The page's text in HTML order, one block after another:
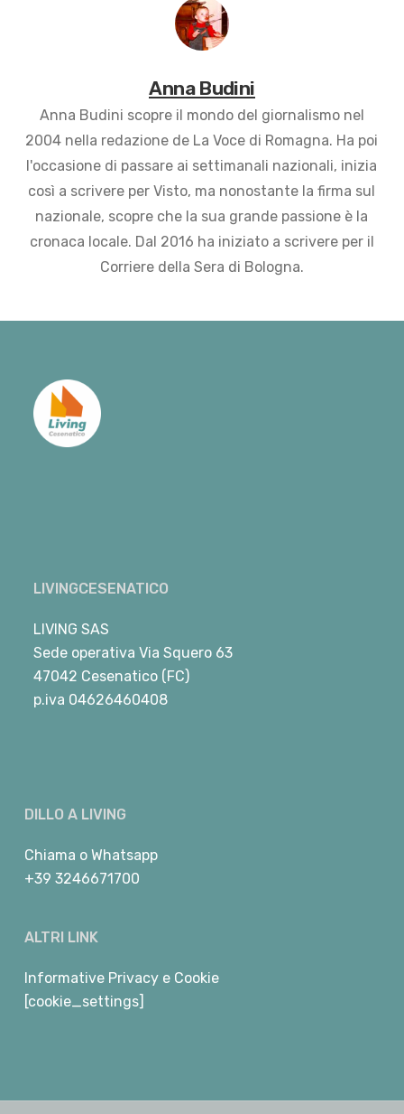
Anna Budini
Anna Budini scopre il mondo del giornalismo nel
2004 nella redazione de La Voce di Romagna. Ha poi
l'occasione di passare ai settimanali nazionali, inizia
così a scrivere per Visto, ma nonostante la firma sul
nazionale, scopre che la sua grande passione è la
cronaca locale. Dal 2016 ha iniziato a scrivere per il
Corriere della Sera di Bologna.
LIVINGCESENATICO
LIVING SAS
Sede operativa Via Squero 63
47042 Cesenatico (FC)
p.iva 04626460408
DILLO A LIVING
Chiama o Whatsapp
+39 3246671700
ALTRI LINK
Informative Privacy e Cookie
[cookie_settings]